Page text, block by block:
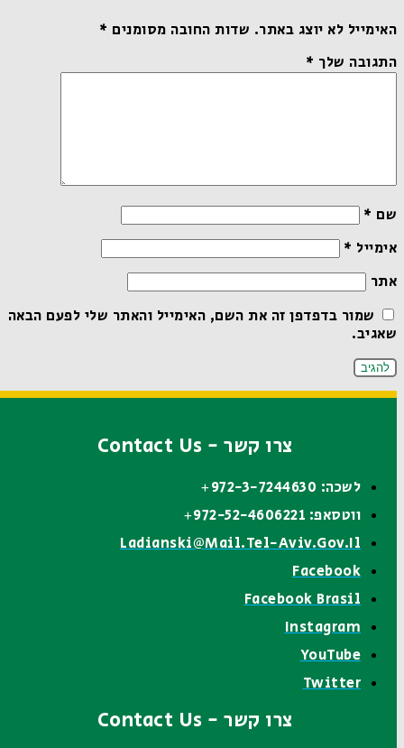
האימייל לא יוצג באתר.שדות החובה מסומנים*
התגובה שלך*
שם*
אימייל*
אתר
שמור בדפדפן זה את השם, האימייל והאתר שלי לפעם הבאה
שאגיב.
צרו קשר - Contact Us
לשכה: 972-3-7244630+
ווטסאפ: 972-52-4606221+
Ladianski@mail.tel-Aviv.gov.il
Facebook
Facebook Brasil
Instagram
YouTube
Twitter
צרו קשר - Contact Us